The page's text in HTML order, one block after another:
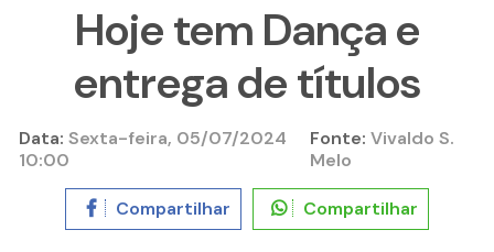
Hoje tem Dança e
entrega de títulos
Data: Sexta-feira, 05/07/2024
10:00
Fonte: Vivaldo S.
Melo
Compartilhar Compartilhar